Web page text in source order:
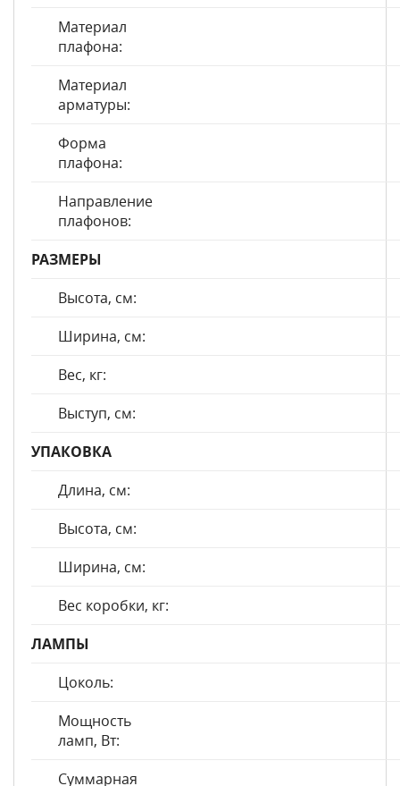
Материал
плафона:
Материал
арматуры:
Форма
плафона:
Направление
плафонов:
РАЗМЕРЫ
Высота, см:
Ширина, см:
Вес, кг:
Выступ, см:
УПАКОВКА
Длина, см:
Высота, см:
Ширина, см:
Вес коробки, кг:
ЛАМПЫ
Цоколь:
Мощность
ламп, Вт:
Суммарная